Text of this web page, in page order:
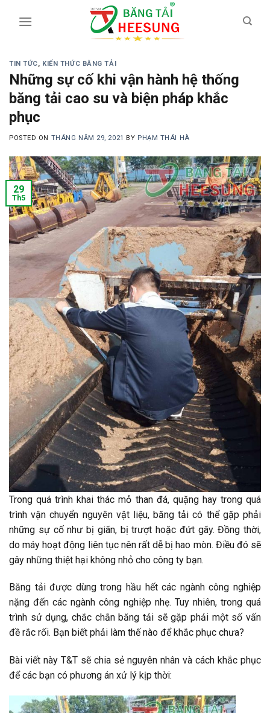
TIN TỨC, KIẾN THỨC BĂNG TẢI
Những sự cố khi vận hành hệ thống
băng tải cao su và biện pháp khắc
phục
POSTED ON THÁNG NĂM 29, 2021 BY PHẠM THÁI HÀ
29
Th5
Trong quá trình khai thác mỏ than đá, quặng hay trong quá
trình vận chuyển nguyên vật liệu, băng tải có thể gặp phải
những sự cố như bị giãn, bị trượt hoặc đứt gãy. Đồng thời,
do máy hoạt động liên tục nên rất dễ bị hao mòn. Điều đó sẽ
gây những thiệt hại không nhỏ cho công ty bạn.
Băng tải được dùng trong hầu hết các ngành công nghiệp
nặng đến các ngành công nghiệp nhẹ. Tuy nhiên, trong quá
trình sử dụng, chắc chắn băng tải sẽ gặp phải một số vấn
đề rắc rối. Bạn biết phải làm thế nào để khắc phục chưa?
Bài viết này T&T sẽ chia sẻ nguyên nhân và cách khắc phục
để các bạn có phương án xử lý kịp thời: